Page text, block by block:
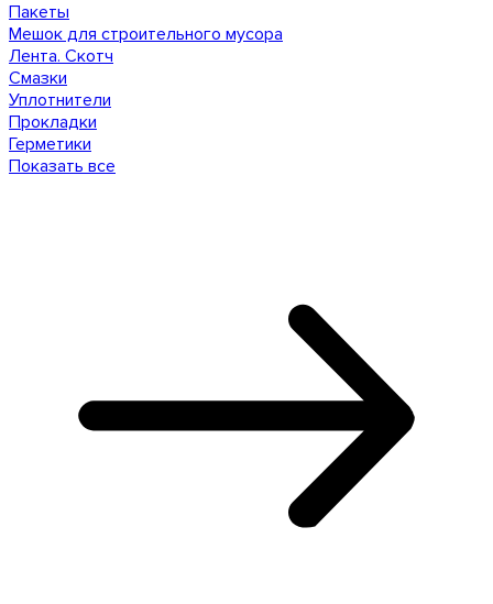
Пакеты
Мешок для строительного мусора
Лента. Скотч
Смазки
Уплотнители
Прокладки
Герметики
Показать все